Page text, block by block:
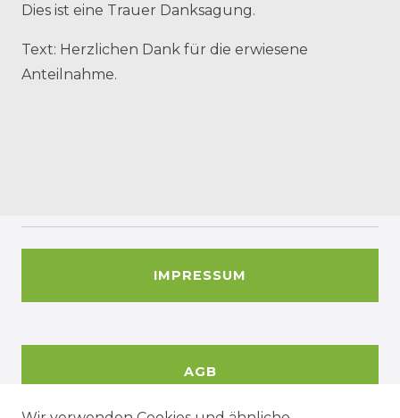
Dies ist eine Trauer Danksagung.
Text: Herzlichen Dank für die erwiesene
Anteilnahme.
IMPRESSUM
AGB